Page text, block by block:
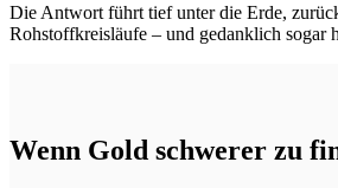
Die Antwort führt tief unter die Erde,
Rohstoffkreisläufe – und gedanklich sogar
Wenn Gold schwerer zu